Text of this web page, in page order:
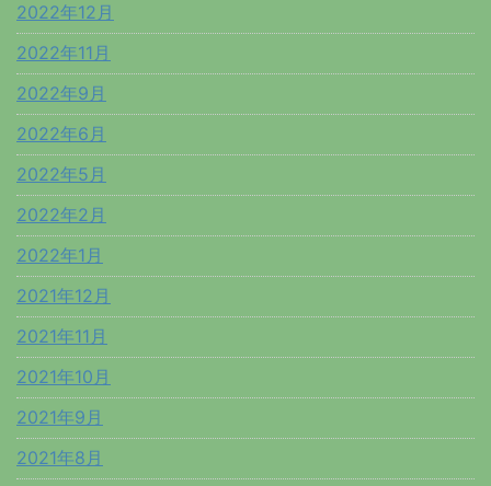
2022年12月
2022年11月
2022年9月
2022年6月
2022年5月
2022年2月
2022年1月
2021年12月
2021年11月
2021年10月
2021年9月
2021年8月